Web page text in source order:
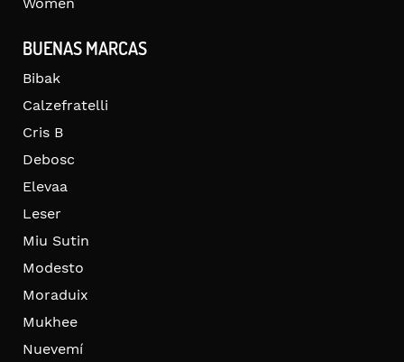
BUENAS MARCAS
Bibak
Calzefratelli
Cris B
Debosc
Elevaa
Leser
Miu Sutin
Modesto
Moraduix
Mukhee
Nuevemí